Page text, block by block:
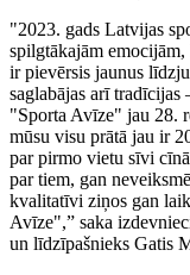
"2023. gads Latvijas
spilgtākajām
ir pievērsis jaunus
saglabājas arī
"Sporta Avīze" jau 28.
mūsu visu prātā jau ir
par pirmo vietu sīvi
par tiem, gan
kvalitatīvi ziņos gan
Avīze",” saka
un līdzīpašnieks Gatis